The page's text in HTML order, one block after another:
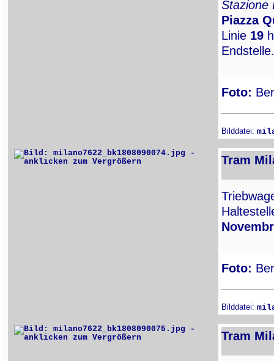
Stazione
Piazza
Linie 19
Endstelle.
Foto:
Bilddatei:
Tram
Foto:
Bilddatei:
Tram